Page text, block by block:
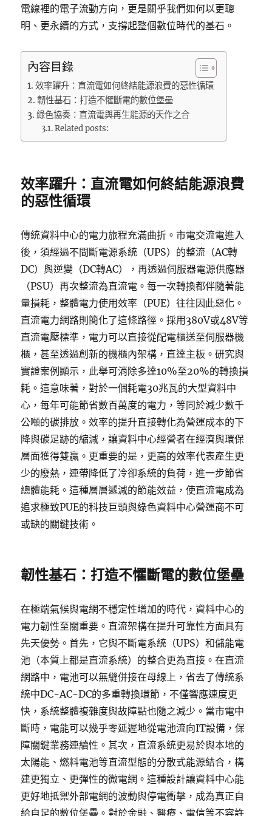
電線裡的電子流動方向，更是關乎我們如何以更聰
明、更永續的方式，支撐起整個數位時代的基石。
內容目錄
效率躍升：直流電如何終結能源浪費的惡性循環
韌性基石：打造不懼斷電的數位堡壘
綠色協奏：直流電與再生能源的天作之合
Related posts:
效率躍升：直流電如何終結能源浪費
的惡性循環
傳統資料中心的電力旅程充滿曲折。市電交流電進入
後，須經過不間斷電源系統（UPS）的整流（AC轉
DC）與逆變（DC轉AC），再透過伺服器電源供應器
（PSU）再次整流為直流電。每一次轉換都伴隨著能
量損耗，整體電力使用效率（PUE）往往因此惡化。
直流電力網路則簡化了這條路徑。採用380V或48V等
直流電壓標準，電力可以直接從配電櫃送至伺服器機
櫃，甚至透過創新的機櫃內架構，直達主板。研究與
實證案例顯示，此舉可消除多達10%至20%的轉換損
耗。這意味著，對於一個耗電30兆瓦的大型資料中
心，每年可能節省數百萬度的電力，等同於減少數千
公噸的碳排放。效率的提升直接轉化為營運成本的下
降與碳足跡的縮減，讓資料中心經營者在經濟與環保
層面獲得雙贏。更重要的是，更高的效率代表產生更
少的廢熱，連帶降低了冷卻系統的負荷，進一步節省
總體能耗。這種層層遞減的節能效益，使直流電成為
追求極致PUE的科技巨頭與綠色資料中心營運商不可
或缺的關鍵技術。
韌性基石：打造不懼斷電的數位堡壘
在極端氣候與電網不穩定性增加的時代，資料中心的
電力韌性至關重要。直流架構在提升可靠性方面具有
先天優勢。首先，它與不斷電系統（UPS）和儲能電
池（本質上都是直流系統）的整合更為直接。在直流
網路中，電池可以無縫併接在母線上，省去了傳統系
統中DC-AC-DC的多重轉換環節，不僅響應速度更
快，系統整體複雜度與故障點也隨之減少。當市電中
斷時，電能可以幾乎零延遲地從電池流向IT設備，保
障關鍵業務連續性。其次，直流系統更易於與本地的
太陽能、燃料電池等直流型態的分散式能源結合，構
建更獨立、更彈性的微電網。這種設計讓資料中心能
更好地抵禦外部電網的波動與停電衝擊，成為真正自
給自足的數位堡壘。對於金融、醫療、電信等不容許